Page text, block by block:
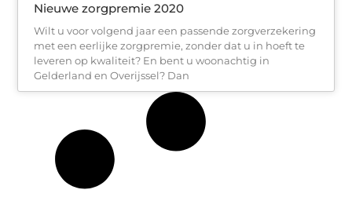
Nieuwe zorgpremie 2020
Wilt u voor volgend jaar een passende zorgverzekering
met een eerlijke zorgpremie, zonder dat u in hoeft te
leveren op kwaliteit? En bent u woonachtig in
Gelderland en Overijssel? Dan